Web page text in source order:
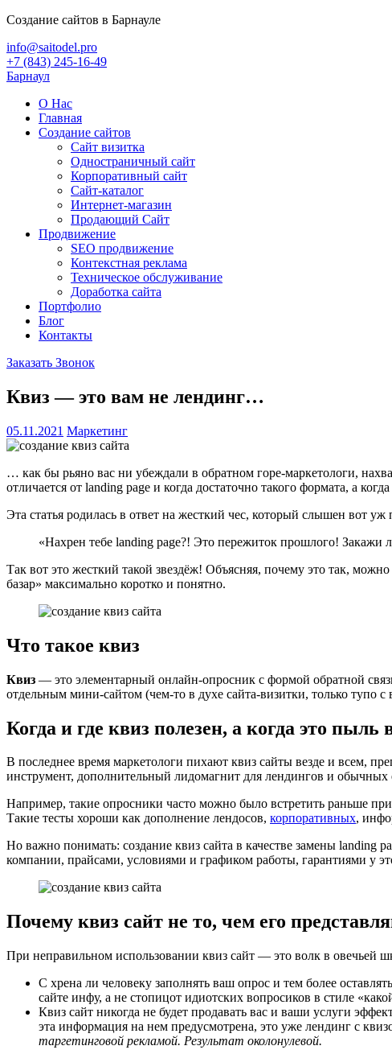
Создание сайтов в Барнауле
info@saitodel.pro
+7 (843) 245-16-49
Барнаул
О Нас
Главная
Создание сайтов
Сайт визитка
Одностраничный сайт
Корпоративный сайт
Сайт-каталог
Интернет-магазин
Продающий Сайт
Продвижение
SEO продвижение
Контекстная реклама
Техническое обслуживание
Доработка сайта
Портфолио
Блог
Контакты
Заказать Звонок
Квиз — это вам не лендинг…
05.11.2021 Маркетинг
… как бы рьяно вас ни убеждали в обратном горе-маркетологи,
отличается от landing page и когда достаточно такого формата, а
Эта статья родилась в ответ на жесткий чес, который слышен вот
«Нахрен тебе landing page?! Это пережиток прошлого! Закажи
Так вот это жесткий такой звездёж! Объясняя, почему это так,
базар» максимально коротко и понятно.
Что такое квиз
Квиз — это элементарный онлайн-опросник с формой обратной
отдельным мини-сайтом (чем-то в духе сайта-визитки, только
Когда и где квиз полезен, а когда это пыль
В последнее время маркетологи пихают квиз сайты везде и всем,
инструмент, дополнительный лидомагнит для лендингов и обычных
Например, такие опросники часто можно было встретить раньше
Такие тесты хороши как дополнение лендосов, корпоративных,
Но важно понимать: создание квиз сайта в качестве замены landing
компании, прайсами, условиями и графиком работы, гарантиями у
Почему квиз сайт не то, чем его
При неправильном использовании квиз сайт — это волк в овечьей
С хрена ли человеку заполнять ваш опрос и тем более оставлять
сайте инфу, а не стопицот идиотских вопросиков в стиле
Квиз сайт никогда не будет продавать вас и ваши услуги
эта информация на нем предусмотрена, это уже лендинг с
таргетинговой рекламой. Результат околонулевой.